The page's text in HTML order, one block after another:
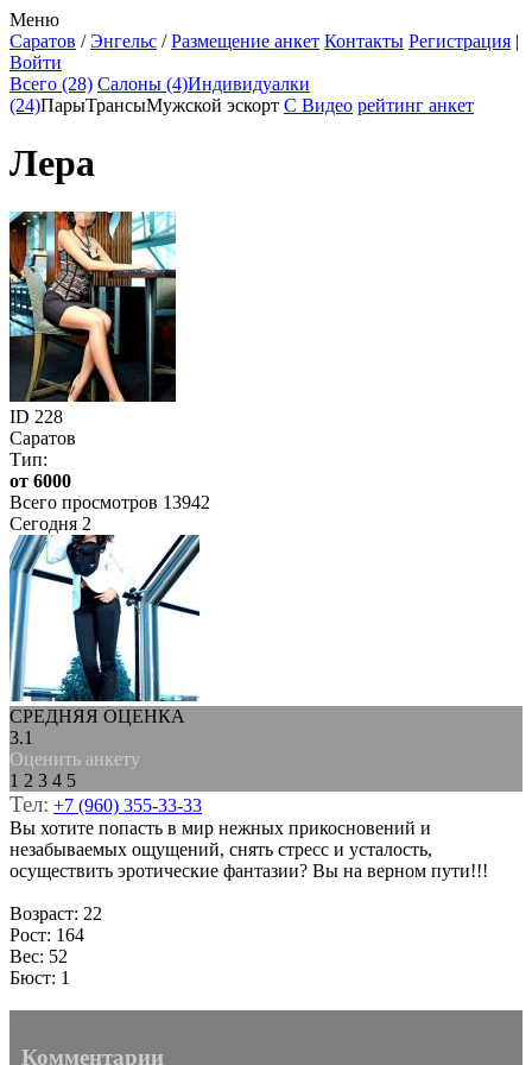
Меню
Саратов /Энгельс /Размещение анкет Контакты Регистрация |
Войти
Всего (28) Салоны (4)Индивидуалки
(24)ПарыТрансыМужской эскорт С Видео рейтинг анкет
Лера
ID 228
Саратов
Тип:
от 6000
Всего просмотров 13942
Сегодня 2
СРЕДНЯЯ ОЦЕНКА
3.1
Оценить анкету
1 2 3 4 5
Тел: +7 (960) 355-33-33
Вы хотите попасть в мир нежных прикосновений и
незабываемых ощущений, снять стресс и усталость,
осуществить эротические фантазии? Вы на верном пути!!!
Возраст: 22
Рост: 164
Вес: 52
Бюст: 1
Комментарии